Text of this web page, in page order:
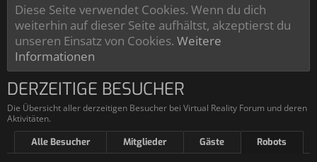
Diese Seite verwendet Cookies. Wenn du dich
weiterhin auf dieser Seite aufhältst, akzeptierst du
unseren Einsatz von Cookies. Weitere
Informationen
DERZEITIGE BESUCHER
Die Übersicht aller derzeitigen Besucher bei Virtual Reality Forum und deren
Aktivitäten.
Alle Besucher
Mitglieder Gäste Robots